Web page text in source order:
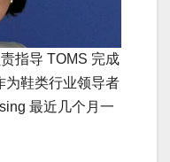
指导 TOMS 完成
为鞋类行业领导者
最近几个月一